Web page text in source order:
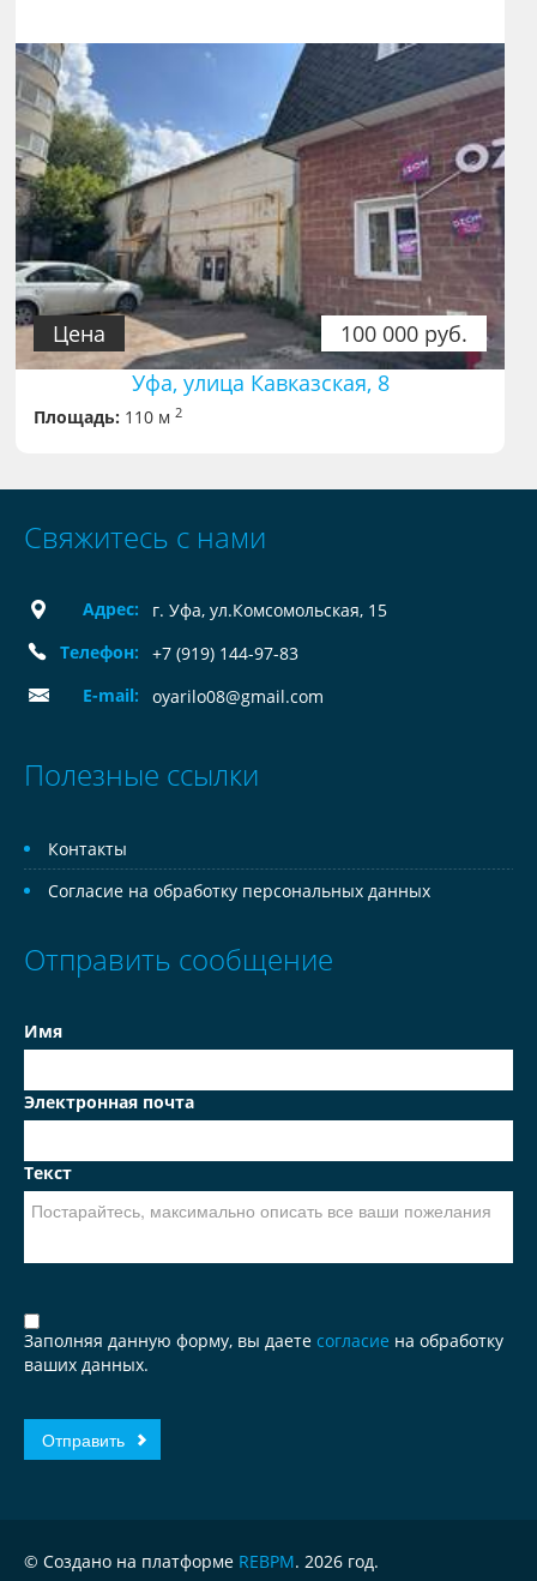
100 000 руб.
Цена
Уфа, улица Кавказская, 8
Площадь: 110 м2
Свяжитесь с нами
Адрес:
г. Уфа, ул.Комсомольская, 15
Телефон:
+7 (919) 144-97-83
E-mail:
oyarilo08@gmail.com
Полезные ссылки
Контакты
Согласие на обработку персональных данных
Отправить сообщение
Имя
Электронная почта
Текст
Заполняя данную форму, вы даете согласие на обработку
ваших данных.
© Создано на платформе REBPM. 2026 год.